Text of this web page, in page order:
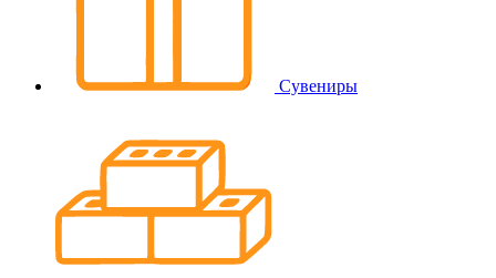
Сувениры